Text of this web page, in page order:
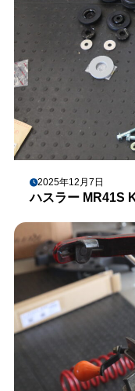
2025年12月7日
ハスラー MR41S